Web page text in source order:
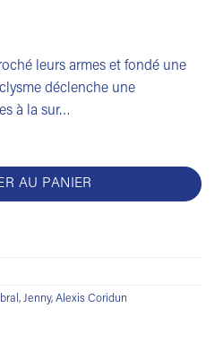
leurs armes et fondé une
déclenche une
à la sur…
AU PANIER
, Jenny, Alexis Coridun